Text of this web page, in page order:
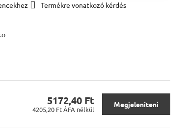
Termékre vonatkozó kérdés
5172,40 Ft
4205,20 FtÁFA nélkül
Megjeleníteni